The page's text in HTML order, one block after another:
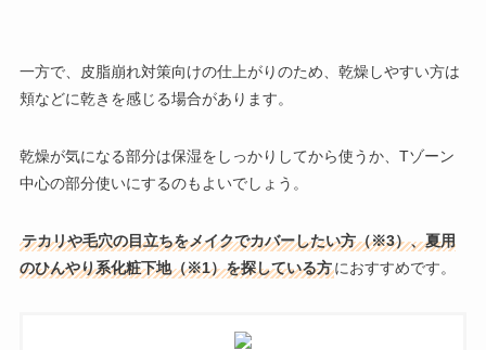
一方で、皮脂崩れ対策向けの仕上がりのため、乾燥しやすい方は
頬などに乾きを感じる場合があります。
乾燥が気になる部分は保湿をしっかりしてから使うか、Tゾーン
中心の部分使いにするのもよいでしょう。
テカリや毛穴の目立ちをメイクでカバーしたい方（※3）、夏用
のひんやり系化粧下地（※1）を探している方におすすめです。